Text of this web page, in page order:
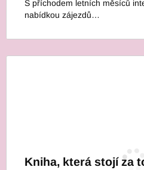
S příchodem letních měsíců
nabídkou zájezdů…
Kniha, která stojí za